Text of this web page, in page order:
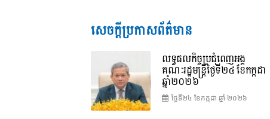
សេចក្តីប្រកាសព័ត៌មាន
លទ្ធផលកិច្ចប្រជុំពេញអង្គ
គណៈរដ្ឋមន្រ្តីថ្ងៃទី២៤ ខែកក្កដា
ឆ្នាំ២០២៦
ថ្ងៃទី២៤ ខែ​កក្កដា ឆ្នាំ ២០២៦